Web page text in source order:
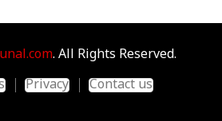
. All Rights Reserved.
Privacy Contact us